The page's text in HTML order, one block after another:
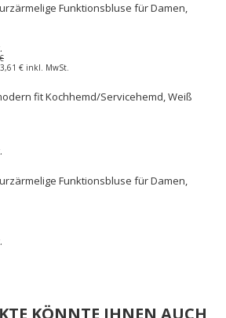
Funktionsbluse für Damen,
€ inkl. MwSt.
fit Kochhemd/Servicehemd, Weiß
Funktionsbluse für Damen,
KÖNNTE IHNEN AUCH